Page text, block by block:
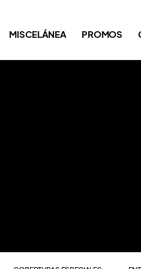
MISCELÁNEA PROMOS